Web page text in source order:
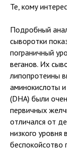
Те, кому
Подробный
сыворотки
пограничный
веганов. Их
липопротеины
аминокислоты
(DHA) были
первичных
отличался от
низкого уровня
беспокойсотво